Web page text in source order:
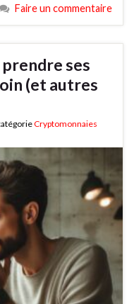
Faire un commentaire
ses
(et autres
Cryptomonnaies